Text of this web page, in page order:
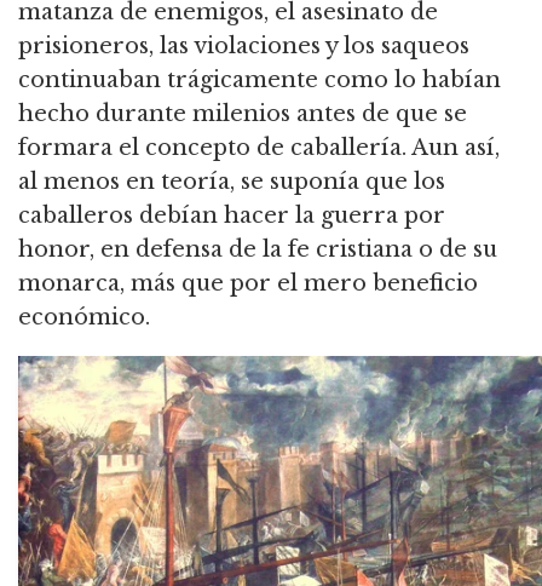
matanza de enemigos, el asesinato de
prisioneros, las violaciones y los saqueos
continuaban trágicamente como lo habían
hecho durante milenios antes de que se
formara el concepto de caballería. Aun así,
al menos en teoría, se suponía que los
caballeros debían hacer la guerra por
honor, en defensa de la fe cristiana o de su
monarca, más que por el mero beneficio
económico.